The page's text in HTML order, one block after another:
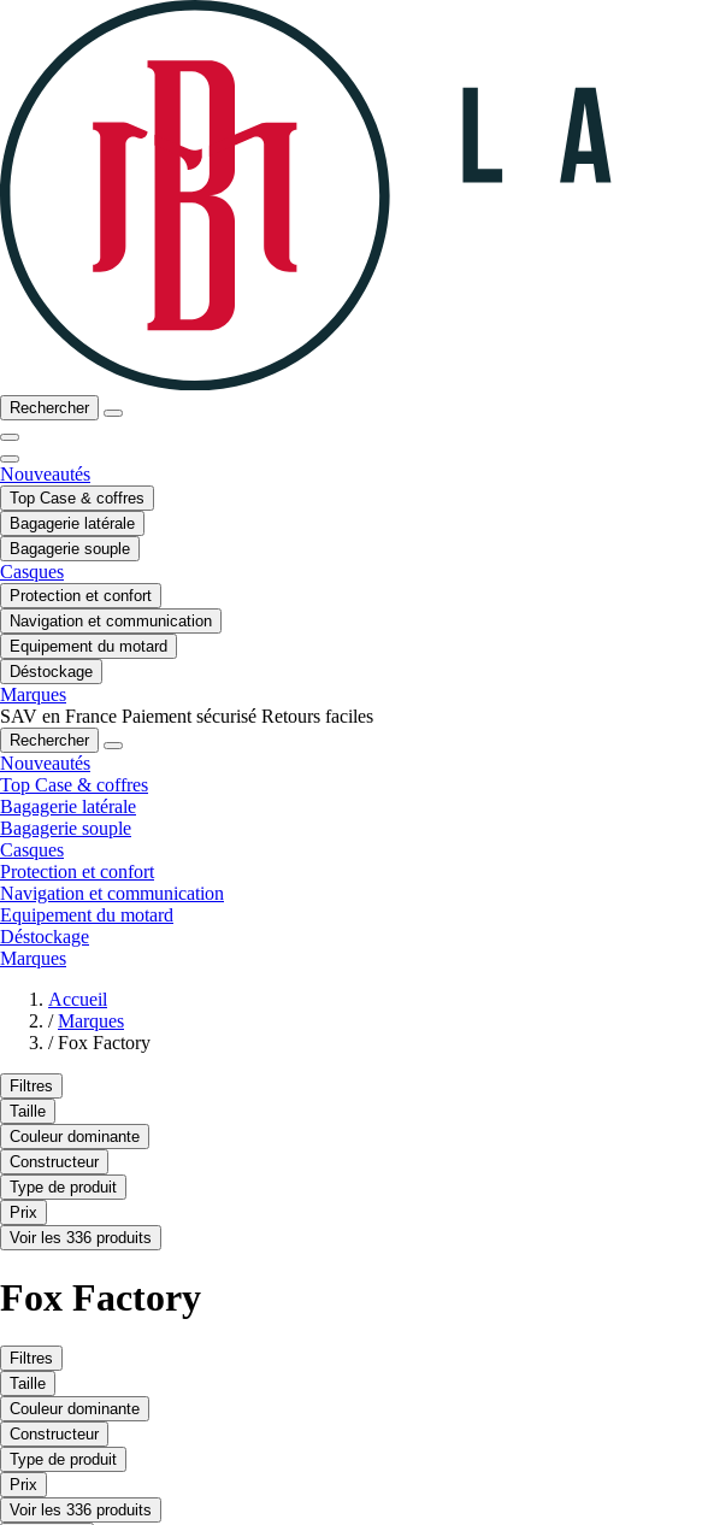
Rechercher
Nouveautés
Top Case & coffres
Bagagerie latérale
Bagagerie souple
Casques
Protection et confort
Navigation et communication
Equipement du motard
Déstockage
Marques
SAV en France Paiement sécurisé Retours faciles
Rechercher
Nouveautés
Top Case & coffres
Bagagerie latérale
Bagagerie souple
Casques
Protection et confort
Navigation et communication
Equipement du motard
Déstockage
Marques
Accueil
/ Marques
/ Fox Factory
Filtres
Taille
Couleur dominante
Constructeur
Type de produit
Prix
Voir les 336 produits
Fox Factory
Filtres
Taille
Couleur dominante
Constructeur
Type de produit
Prix
Voir les 336 produits